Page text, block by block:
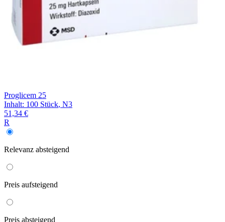
Proglicem 25
Inhalt: 100 Stück, N3
51,34 €
R
Relevanz absteigend
Preis aufsteigend
Preis absteigend